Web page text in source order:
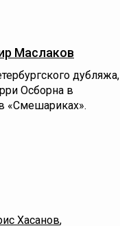
Маслаков
дубляжа,
Осборна в
«Смешариках».
Хасанов,